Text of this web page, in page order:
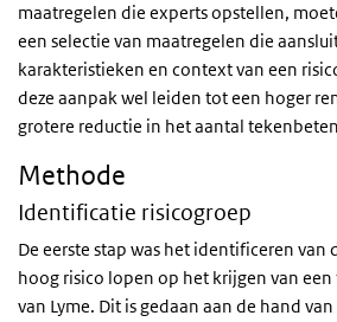
maatregelen die experts opstellen,
een selectie van maatregelen die
karakteristieken en context van een
deze aanpak wel leiden tot een hoger
grotere reductie in het aantal
Methode
Identificatie risicogroep
De eerste stap was het identificeren van
hoog risico lopen op het krijgen van
van Lyme. Dit is gedaan aan de hand